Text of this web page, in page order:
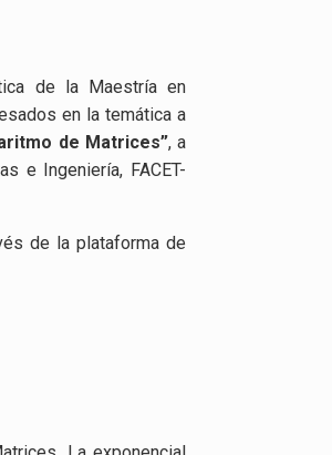
de la Maestría en
en la temática a
de Matrices”, a
e Ingeniería, FACET-
de la plataforma de